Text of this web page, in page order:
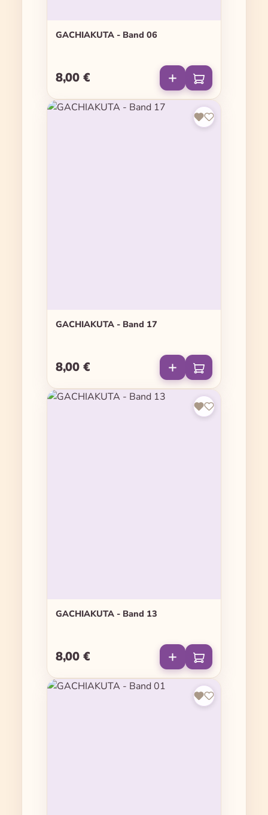
GACHIAKUTA - Band 06
Regulärer Preis:
8,00 €
GACHIAKUTA - Band 17
Regulärer Preis:
8,00 €
GACHIAKUTA - Band 13
Regulärer Preis:
8,00 €